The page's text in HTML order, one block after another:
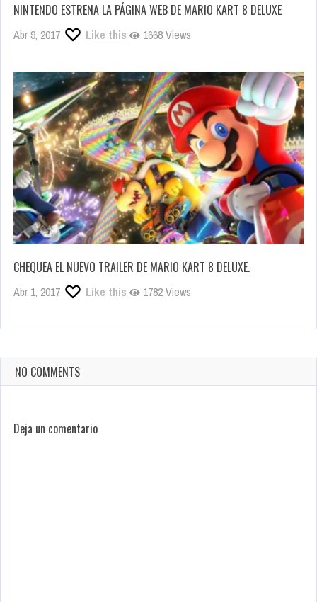
NINTENDO ESTRENA LA PÁGINA WEB DE MARIO KART 8 DELUXE
Abr 9, 2017 Like this 1668 Views
CHEQUEA EL NUEVO TRAILER DE MARIO KART 8 DELUXE.
Abr 1, 2017 Like this 1782 Views
NO COMMENTS
Deja un comentario